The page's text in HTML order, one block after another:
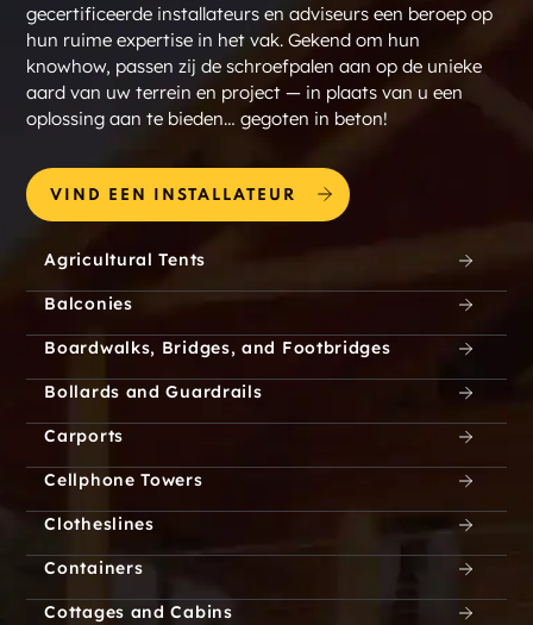
gecertificeerde installateurs en adviseurs een beroep op
hun ruime expertise in het vak. Gekend om hun
knowhow, passen zij de schroefpalen aan op de unieke
aard van uw terrein en project — in plaats van u een
oplossing aan te bieden… gegoten in beton!
VIND EEN INSTALLATEUR
Agricultural Tents
Balconies
Boardwalks, Bridges, and Footbridges
Bollards and Guardrails
Carports
Cellphone Towers
Clotheslines
Containers
Cottages and Cabins